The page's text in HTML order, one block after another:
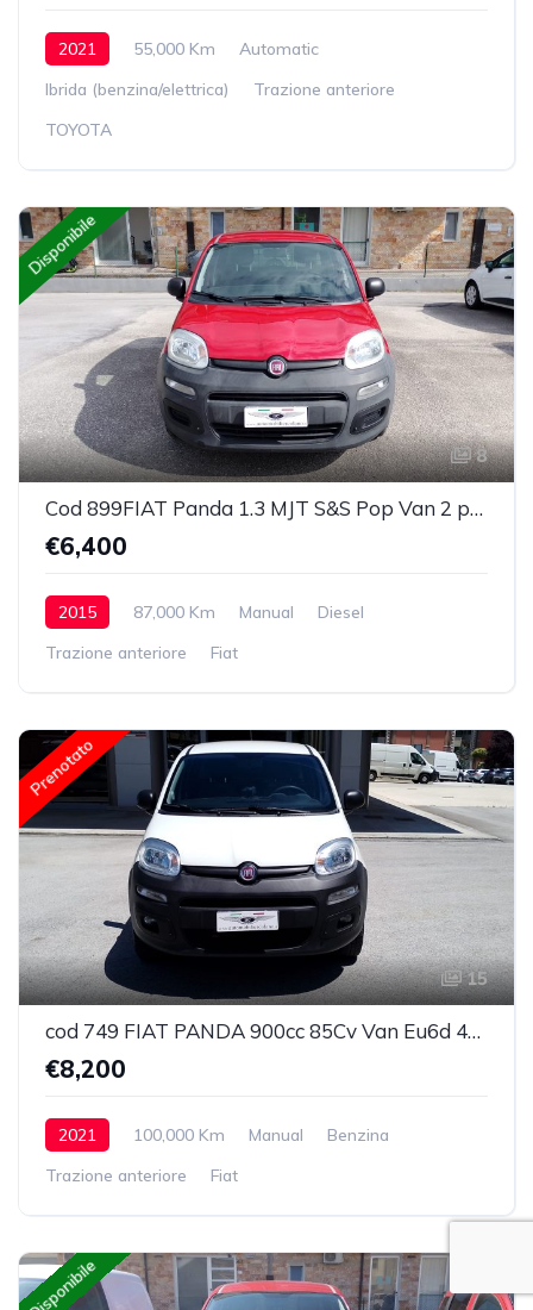
2021 55,000 Km
Automatic
Ibrida (benzina/elettrica)
Trazione anteriore
TOYOTA
Disponibile
8
Cod 899FIAT Panda 1.3 MJT S&S Pop Van 2 posti
€6,400
2015 87,000 Km Manual
Diesel
Trazione anteriore
Fiat
Prenotato
15
cod 749 FIAT PANDA 900cc 85Cv Van Eu6d 4X4 2p.POP
€8,200
2021 100,000 Km Manual
Benzina
Trazione anteriore
Fiat
Disponibile